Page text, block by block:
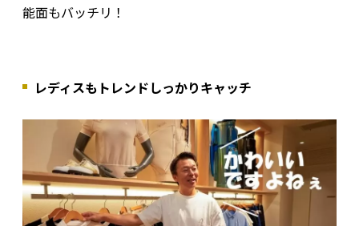
能面もバッチリ！
レディスもトレンドしっかりキャッチ